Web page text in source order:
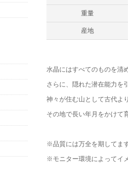
重量
産地
水晶にはすべてのものを清
さらに、隠れた潜在能力を
神々が住む山として古代よ
その地で長い年月をかけて
※品質には万全を期してま
※モニター環境によってイ